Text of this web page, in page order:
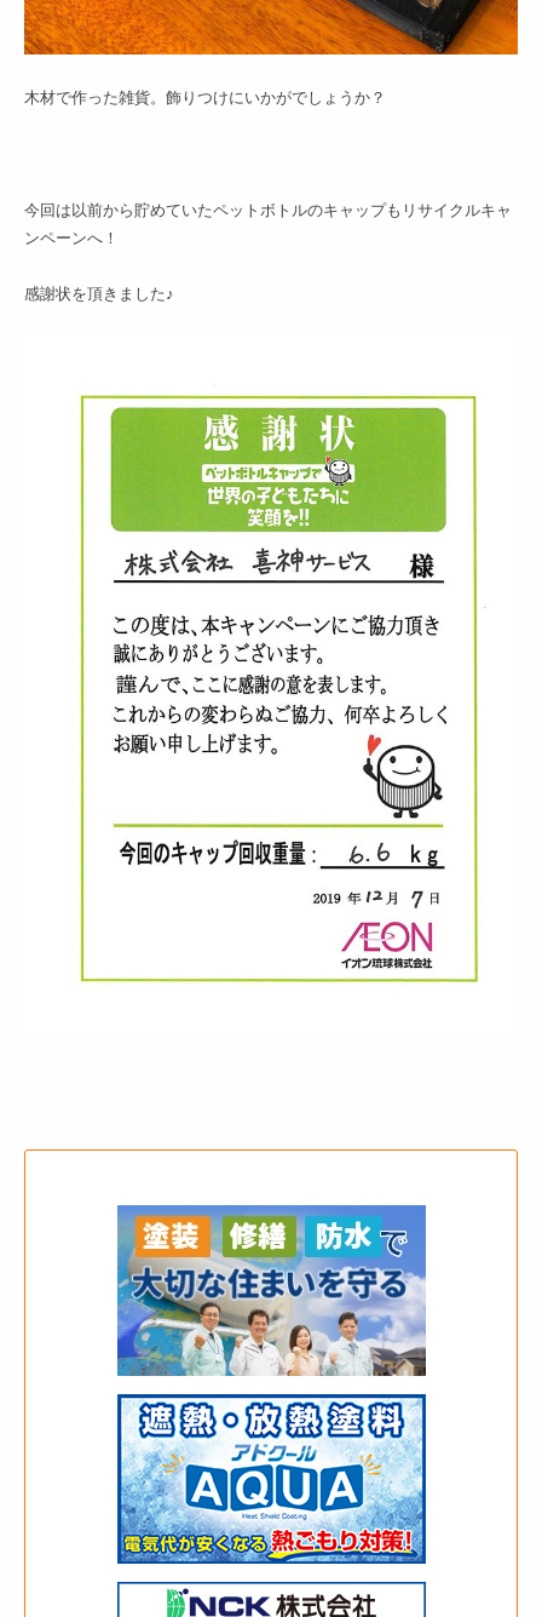
木材で作った雑貨。飾りつけにいかがでしょうか？
今回は以前から貯めていたペットボトルのキャップも リサイクルキャ
ンペーンへ！
感謝状を頂きました♪